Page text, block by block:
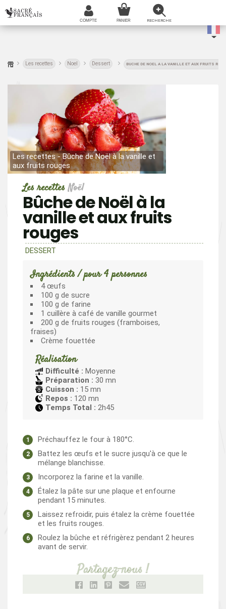
Les recettes Noel Dessert BUCHE DE NOEL A LA VANILLE ET AUX FRUITS
Les recettes - Bûche de Noël à la vanille et
aux fruits rouges
Les recettesNoël
Bûche de Noël à la
vanille et aux fruits
rouges
DESSERT
Ingrédients / pour 4 personnes
4 œufs
100 g de sucre
100 g de farine
1 cuillère à café de vanille gourmet
200 g de fruits rouges (framboises,
fraises)
Crème fouettée
Réalisation
Difficulté : Moyenne
Préparation : 30 mn
Cuisson : 15 mn
Repos : 120 mn
Temps Total : 2h45
Préchauffez le four à 180°C.
Battez les œufs et le sucre jusqu'à ce que le
mélange blanchisse.
Incorporez la farine et la vanille.
Étalez la pâte sur une plaque et enfourne
pendant 15 minutes.
Laissez refroidir, puis étalez la crème fouettée
et les fruits rouges.
Roulez la bûche et réfrigèrez pendant 2 heures
avant de servir.